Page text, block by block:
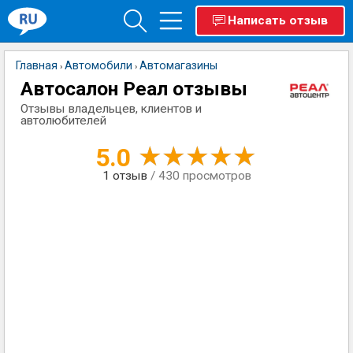
Написать отзыв
Главная › Автомобили › Автомагазины
Автосалон Реал отзывы
Отзывы владельцев, клиентов и
автолюбителей
5.0
1 отзыв / 430 просмотров